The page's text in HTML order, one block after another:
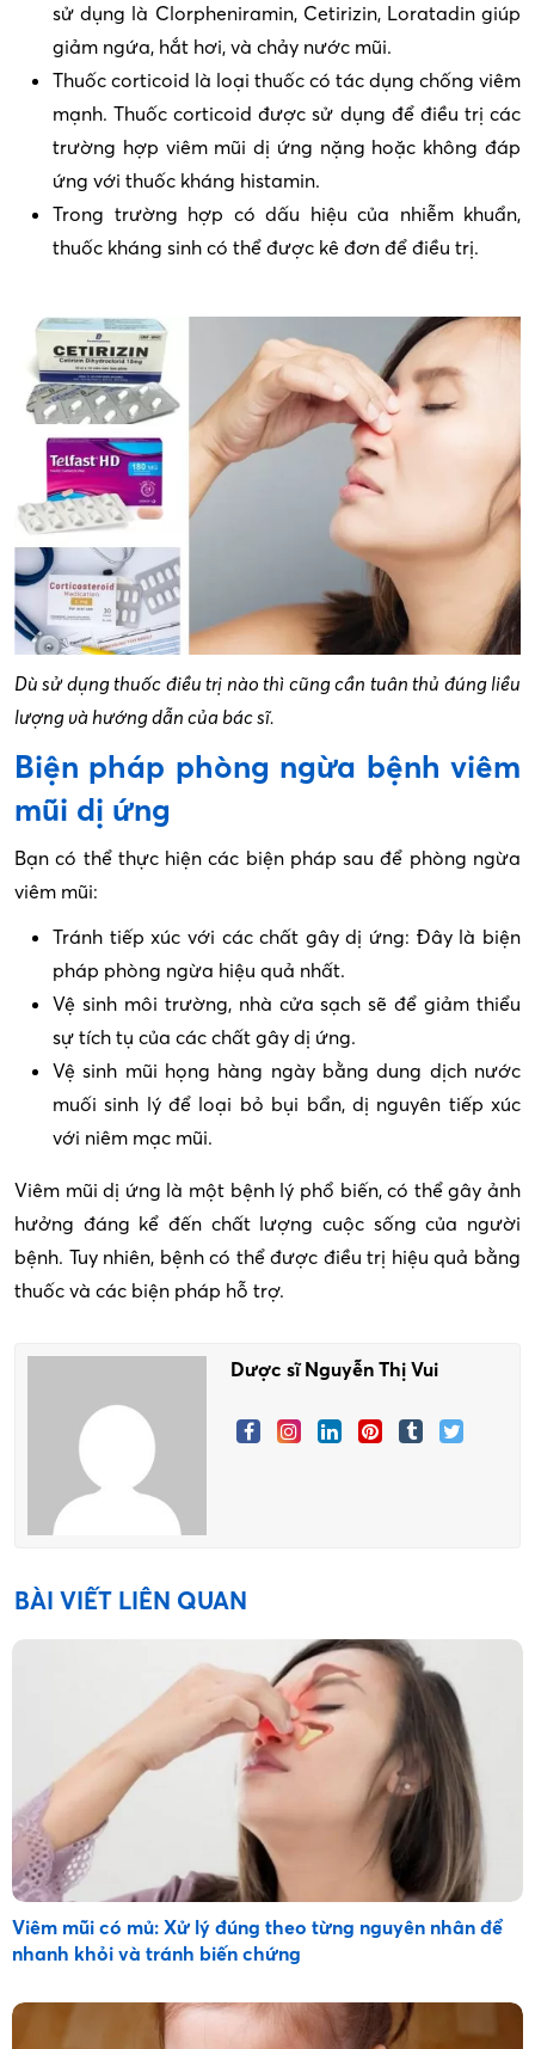
sử dụng là Clorpheniramin, Cetirizin, Loratadin giúp
giảm ngứa, hắt hơi, và chảy nước mũi.
Thuốc corticoid là loại thuốc có tác dụng chống viêm
mạnh. Thuốc corticoid được sử dụng để điều trị các
trường hợp viêm mũi dị ứng nặng hoặc không đáp
ứng với thuốc kháng histamin.
Trong trường hợp có dấu hiệu của nhiễm khuẩn,
thuốc kháng sinh có thể được kê đơn để điều trị.
Dù sử dụng thuốc điều trị nào thì cũng cần tuân thủ đúng liều
lượng và hướng dẫn của bác sĩ.
Biện pháp phòng ngừa bệnh viêm
mũi dị ứng
Bạn có thể thực hiện các biện pháp sau để phòng ngừa
viêm mũi:
Tránh tiếp xúc với các chất gây dị ứng: Đây là biện
pháp phòng ngừa hiệu quả nhất.
Vệ sinh môi trường, nhà cửa sạch sẽ để giảm thiểu
sự tích tụ của các chất gây dị ứng.
Vệ sinh mũi họng hàng ngày bằng dung dịch nước
muối sinh lý để loại bỏ bụi bẩn, dị nguyên tiếp xúc
với niêm mạc mũi.
Viêm mũi dị ứng là một bệnh lý phổ biến, có thể gây ảnh
hưởng đáng kể đến chất lượng cuộc sống của người
bệnh. Tuy nhiên, bệnh có thể được điều trị hiệu quả bằng
thuốc và các biện pháp hỗ trợ.
Dược sĩ Nguyễn Thị Vui
BÀI VIẾT LIÊN QUAN
Viêm mũi có mủ: Xử lý đúng theo từng nguyên nhân để
nhanh khỏi và tránh biến chứng